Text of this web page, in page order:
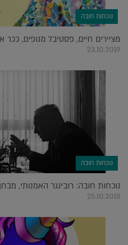
נוכחות חובה
מציירים חיים, פסטיבל מנופים, ככר
23.10.2019
נוכחות חובה
נוכחות חובה: רובינגר האמנותי,
25.10.2018